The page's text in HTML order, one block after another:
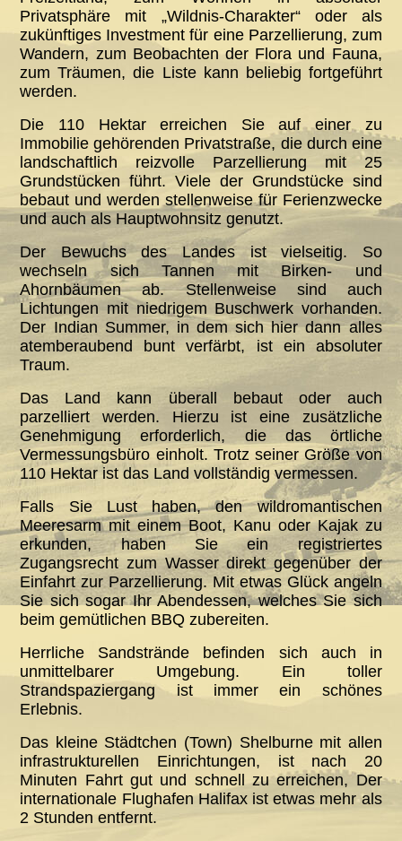
Privatsphäre mit „Wildnis-Charakter“ oder als
zukünftiges Investment für eine Parzellierung, zum
Wandern, zum Beobachten der Flora und Fauna,
zum Träumen, die Liste kann beliebig fortgeführt
werden.
Die 110 Hektar erreichen Sie auf einer zu
Immobilie gehörenden Privatstraße, die durch eine
landschaftlich reizvolle Parzellierung mit 25
Grundstücken führt. Viele der Grundstücke sind
bebaut und werden stellenweise für Ferienzwecke
und auch als Hauptwohnsitz genutzt.
Der Bewuchs des Landes ist vielseitig. So
wechseln sich Tannen mit Birken- und
Ahornbäumen ab. Stellenweise sind auch
Lichtungen mit niedrigem Buschwerk vorhanden.
Der Indian Summer, in dem sich hier dann alles
atemberaubend bunt verfärbt, ist ein absoluter
Traum.
Das Land kann überall bebaut oder auch
parzelliert werden. Hierzu ist eine zusätzliche
Genehmigung erforderlich, die das örtliche
Vermessungsbüro einholt. Trotz seiner Größe von
110 Hektar ist das Land vollständig vermessen.
Falls Sie Lust haben, den wildromantischen
Meeresarm mit einem Boot, Kanu oder Kajak zu
erkunden, haben Sie ein registriertes
Zugangsrecht zum Wasser direkt gegenüber der
Einfahrt zur Parzellierung. Mit etwas Glück angeln
Sie sich sogar Ihr Abendessen, welches Sie sich
beim gemütlichen BBQ zubereiten.
Herrliche Sandstrände befinden sich auch in
unmittelbarer Umgebung. Ein toller
Strandspaziergang ist immer ein schönes
Erlebnis.
Das kleine Städtchen (Town) Shelburne mit allen
infrastrukturellen Einrichtungen, ist nach 20
Minuten Fahrt gut und schnell zu erreichen, Der
internationale Flughafen Halifax ist etwas mehr als
2 Stunden entfernt.